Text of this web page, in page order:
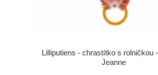
Lilliputiens - chrastítko s rolničkou
Jeanne